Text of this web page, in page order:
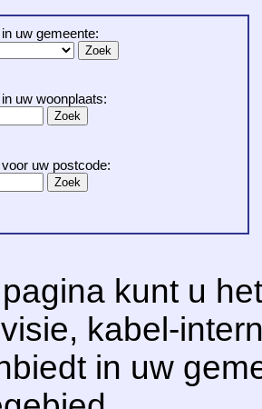
uw gemeente:
uw woonplaats:
uw postcode:
kunt u
kabel-
in uw